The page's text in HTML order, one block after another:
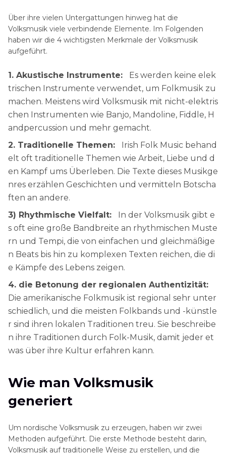
Über ihre vielen Untergattungen hinweg hat die
Volksmusik viele verbindende Elemente. Im Folgenden
haben wir die 4 wichtigsten Merkmale der Volksmusik
aufgeführt.
1. Akustische Instrumente:
Es werden keine elek
trischen Instrumente verwendet, um Folkmusik zu
machen. Meistens wird Volksmusik mit nicht-elektris
chen Instrumenten wie Banjo, Mandoline, Fiddle, H
andpercussion und mehr gemacht.
2. Traditionelle Themen:
Irish Folk Music behand
elt oft traditionelle Themen wie Arbeit, Liebe und d
en Kampf ums Überleben. Die Texte dieses Musikge
nres erzählen Geschichten und vermitteln Botscha
ften an andere.
3) Rhythmische Vielfalt:
In der Volksmusik gibt e
s oft eine große Bandbreite an rhythmischen Muste
rn und Tempi, die von einfachen und gleichmäßige
n Beats bis hin zu komplexen Texten reichen, die di
e Kämpfe des Lebens zeigen.
4. die Betonung der regionalen Authentizität:
Die amerikanische Folkmusik ist regional sehr unter
schiedlich, und die meisten Folkbands und -künstle
r sind ihren lokalen Traditionen treu. Sie beschreibe
n ihre Traditionen durch Folk-Musik, damit jeder et
was über ihre Kultur erfahren kann.
Wie man Volksmusik
generiert
Um nordische Volksmusik zu erzeugen, haben wir zwei
Methoden aufgeführt. Die erste Methode besteht darin,
Volksmusik auf traditionelle Weise zu erstellen, und die